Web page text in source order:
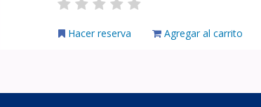
Hacer reserva Agregar al carrito